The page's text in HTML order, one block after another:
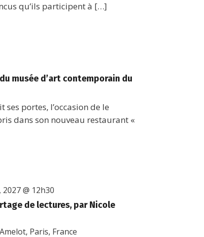
qu’ils participent à […]
musée d’art contemporain du
ses portes, l’occasion de le
dans son nouveau restaurant «
de lectures, par Nicole
2027 @ 12h30
Paris, France